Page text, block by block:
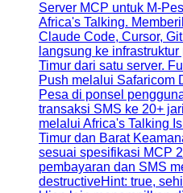
Server MCP untuk M-
Africa's Talking.
Claude Code, Cursor,
langsung ke
Timur dari satu server.
Push melalui Safaricom
Pesa di ponsel
transaksi SMS ke 20+
melalui Africa's Talking
Timur dan Barat
sesuai spesifikasi MCP
pembayaran dan SMS
destructiveHint: true,